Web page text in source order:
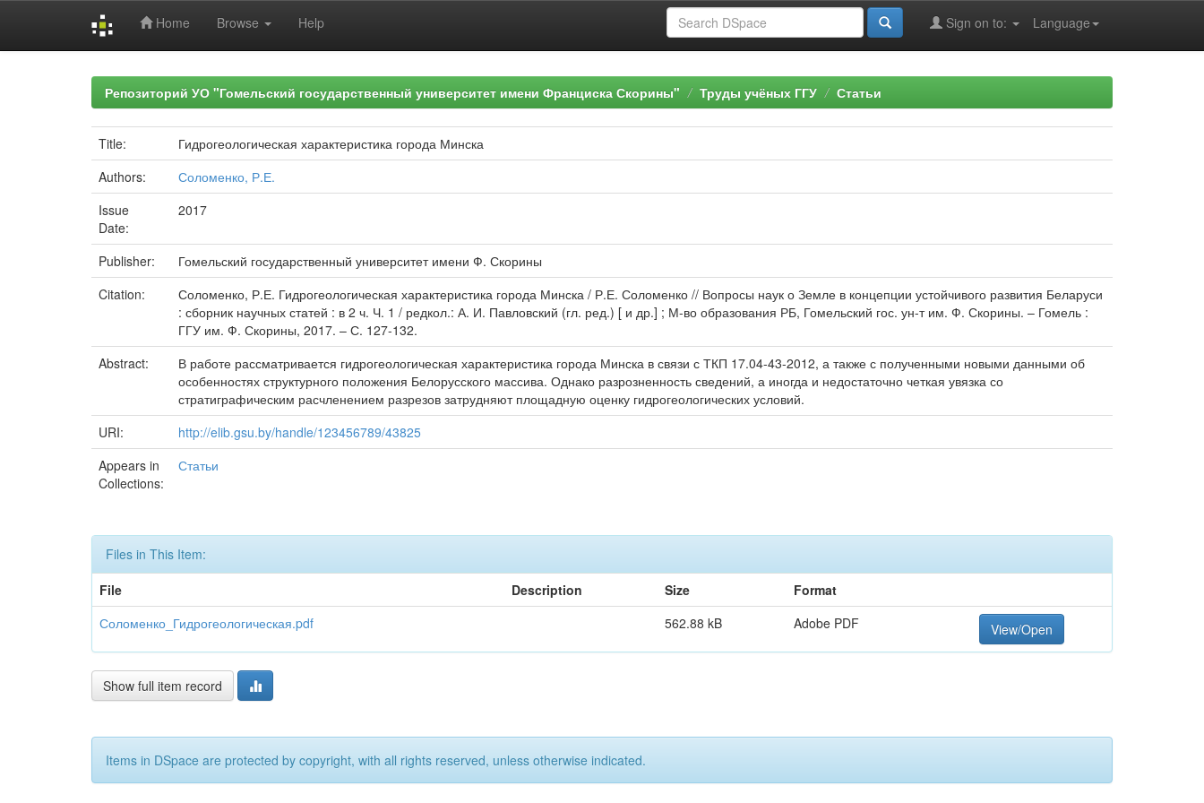
Home Browse Help Language
Sign on to:
Репозиторий УО "Гомельский государственный университет имени Франциска Скорины" Труды учёных ГГУ Статьи
Title:
Гидрогеологическая характеристика города Минска
Authors:
Соломенко, Р.Е.
Issue
Date:
2017
Publisher:
Гомельский государственный университет имени Ф. Скорины
Citation:
Соломенко, Р.Е. Гидрогеологическая характеристика города Минска / Р.Е. Соломенко // Вопросы наук о Земле в концепции устойчивого развития Беларуси
: сборник научных статей : в 2 ч. Ч. 1 / редкол.: А. И. Павловский (гл. ред.) [ и др.] ; М-во образования РБ, Гомельский гос. ун-т им. Ф. Скорины. – Гомель :
ГГУ им. Ф. Скорины, 2017. – С. 127-132.
Abstract:
В работе рассматривается гидрогеологическая характеристика города Минска в связи с ТКП 17.04-43-2012, а также с полученными новыми данными об
особенностях структурного положения Белорусского массива. Однако разрозненность сведений, а иногда и недостаточно четкая увязка со
стратиграфическим расчленением разрезов затрудняют площадную оценку гидрогеологических условий.
URI:
http://elib.gsu.by/handle/123456789/43825
Appears in
Collections:
Статьи
Files in This Item:
File
Description Size
Format
Соломенко_Гидрогеологическая.pdf
562.88 kB Adobe PDF View/Open
Show full item record
Items in DSpace are protected by copyright, with all rights reserved, unless otherwise indicated.